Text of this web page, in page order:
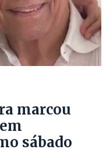
marcou
sábado